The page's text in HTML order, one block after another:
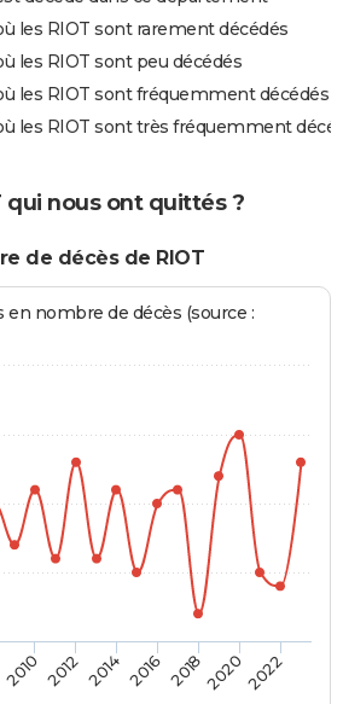
les RIOT sont rarement décédés
les RIOT sont peu décédés
les RIOT sont fréquemment décédés
les RIOT sont très fréquemment
qui nous ont quittés ?
de décès de RIOT
nombre de décès (source :
2010 2012 2014 2016 201820202022